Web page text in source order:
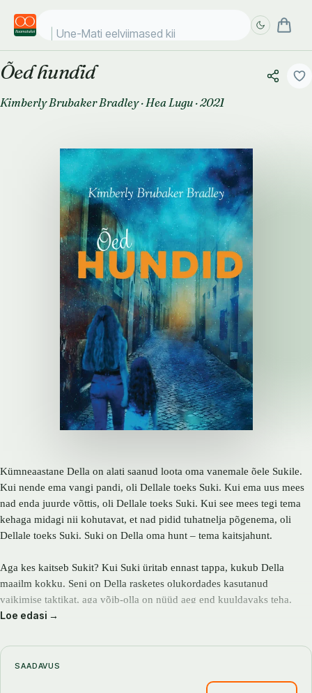
Une-Mati eelviimased kiiksu
Õed hundid
Kimberly Brubaker Bradley·Hea Lugu ·2021
Kümneaastane Della on alati saanud loota oma vanemale õele Sukile.
Kui nende ema vangi pandi, oli Dellale toeks Suki. Kui ema uus mees
nad enda juurde võttis, oli Dellale toeks Suki. Kui see mees tegi tema
kehaga midagi nii kohutavat, et nad pidid tuhatnelja põgenema, oli
Dellale toeks Suki. Suki on Della oma hunt – tema kaitsjahunt.
Aga kes kaitseb Sukit? Kui Suki üritab ennast tappa, kukub Della
maailm kokku. Seni on Della rasketes olukordades kasutanud
vaikimise taktikat, aga võib-olla on nüüd aeg end kuuldavaks teha.
teineteise vastu ja ühised traumad. See on lugu seksuaalsest
väärkohtlemisest, abi otsimisest ja leidmisest.
Loe edasi →
SAADAVUS